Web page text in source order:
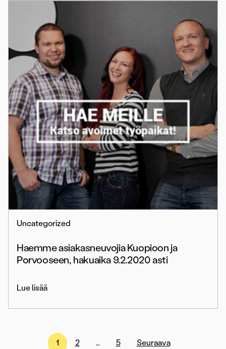
Uncategorized
Haemme asiakasneuvojia Kuopioon ja
Porvooseen, hakuaika 9.2.2020 asti
Lue lisää
Artikkelien
1 2 … 5 Seuraava